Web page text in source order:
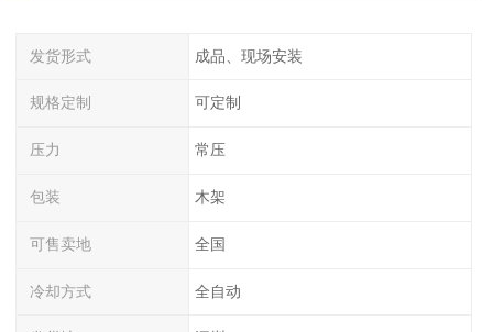
发货形式 成品、现场安装
规格定制 可定制
压力 常压
包装 木架
可售卖地 全国
冷却方式 全自动